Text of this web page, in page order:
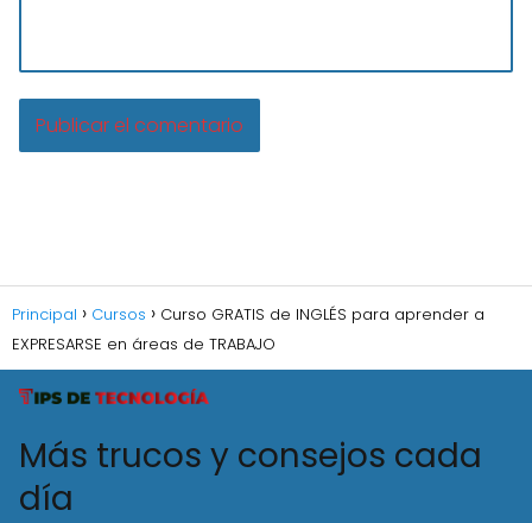
Principal Cursos
Curso GRATIS de INGLÉS para aprender a
EXPRESARSE en áreas de TRABAJO
Más trucos y consejos cada
día